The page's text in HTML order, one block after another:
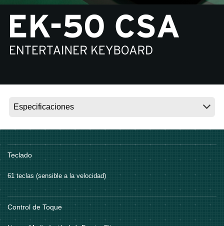
Noticias
Ubicación
Teclado
61 teclas (sensible a la velocidad)
Control de Toque